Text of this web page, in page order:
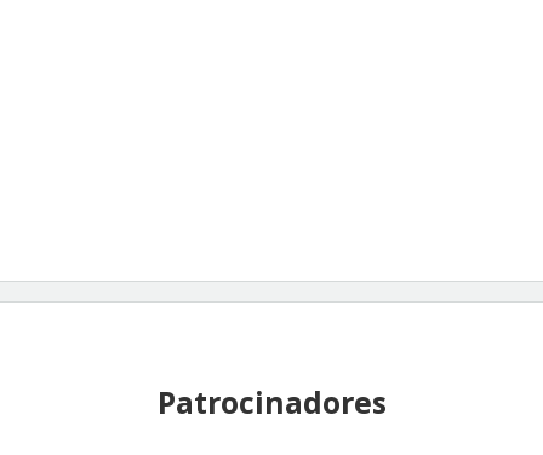
Patrocinadores